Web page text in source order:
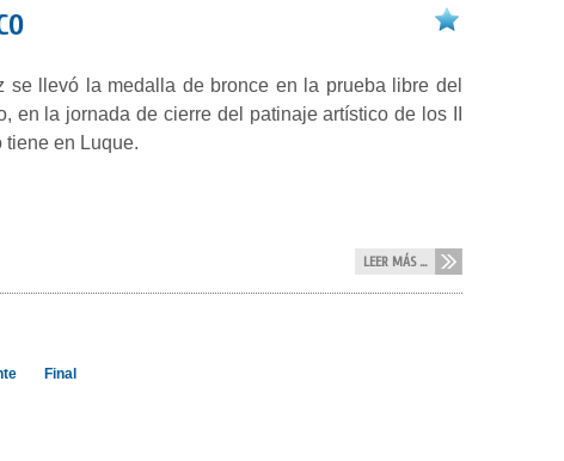
se llevó la medalla de bronce en la prueba libre del
en la jornada de cierre del patinaje artístico de los II
en Luque.
LEER MÁS ...
Final